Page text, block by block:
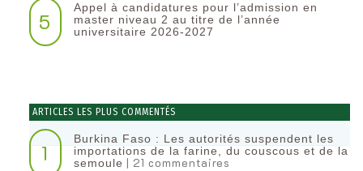
5
Appel à candidatures pour l’admission en
master niveau 2 au titre de l’année
universitaire 2026-2027
ARTICLES LES PLUS COMMENTÉS
1
Burkina Faso : Les autorités suspendent les
importations de la farine, du couscous et de la
semoule
| 21 commentaires